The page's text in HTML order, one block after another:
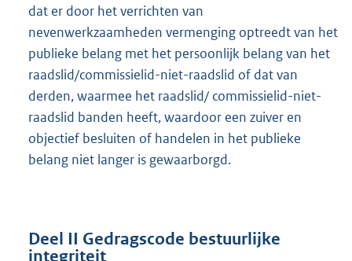
dat er door het verrichten van
nevenwerkzaamheden vermenging optreedt van het
publieke belang met het persoonlijk belang van het
raadslid/commissielid-niet-raadslid of dat van
derden, waarmee het raadslid/ commissielid-niet-
raadslid banden heeft, waardoor een zuiver en
objectief besluiten of handelen in het publieke
belang niet langer is gewaarborgd.
Deel II Gedragscode bestuurlijke
integriteit